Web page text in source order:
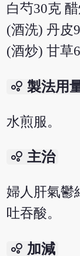
白芍30克
(酒洗) 丹皮
(酒炒) 甘草
bubble_chart 製法用
水煎服。
bubble_chart 主治
婦人肝氣鬱
吐吞酸。
bubble_chart 加減